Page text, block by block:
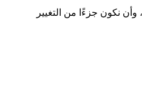
وأن نكون جزءًا من التغيير